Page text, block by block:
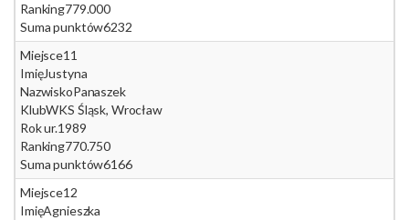
Ranking779.000
Suma punktów6232
Miejsce11
ImięJustyna
NazwiskoPanaszek
KlubWKS Śląsk, Wrocław
Rok ur.1989
Ranking770.750
Suma punktów6166
Miejsce12
ImięAgnieszka